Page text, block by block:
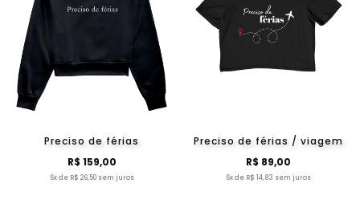
Preciso de férias
R$ 159,00
6x de R$ 26,50 sem juros
Preciso de férias / viagem
R$ 89,00
6x de R$ 14,83 sem juros